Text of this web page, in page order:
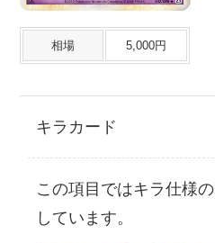
相場 5,000円
キラカード
この項目ではキラ仕様の
しています。